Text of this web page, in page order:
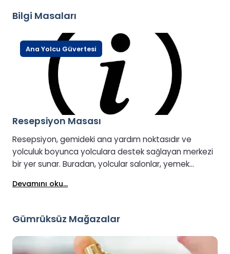
kahvaltı seçenekleri sunulmaktadır; geleneksel pişmiş
kahvaltılar, vejetaryen seçenekler, yulaf lapası ve
hamur işleri bunlardan bazılarıdır. Günün ilerleyen
saatlerinde ise klasik balık ve patates kızartması,
hamburger, köri ve pilav gibi seçeneklerden, vegan
dostu seçeneklere kadar cazip bir öğle ve akşam
yemeği menüsü sunulmaktadır. Her yaşa ve zevke
uygun bir şeyler sunan yemek alanı, yolculuk sırasında
rahat ve konforlu bir yemek seçeneği sunmaktadır.
Bilgi Masaları
Resepsiyon Masası
Resepsiyon, gemideki ana yardım noktasıdır ve
yolculuk boyunca yolculara destek sağlayan merkezi
bir yer sunar. Buradan, yolcular salonlar, yemek
alanları da dahil olmak üzere geminin önemli
yardımcı olmak için hazırdır; bu da Resepsiyonu
gemiye bindikten sonra ve yolculuğunuz boyunca
uygun bir ilk durak haline getirir.
Devamını oku...
Ana Yolcu Güvertesi
Gümrüksüz Mağazalar